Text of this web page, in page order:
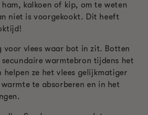
kalkoen of kip, om te weten
niet is voorgekookt. Dit heeft
voor vlees waar bot in zit. Botten
warmtebron tijdens het
helpen ze het vlees gelijkmatiger
te absorberen en in het